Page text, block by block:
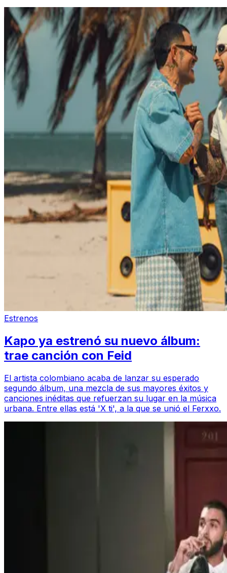
Estrenos
Kapo ya estrenó su nuevo álbum:
trae canción con Feid
El artista colombiano acaba de lanzar su esperado
segundo álbum, una mezcla de sus mayores éxitos y
canciones inéditas que refuerzan su lugar en la música
urbana. Entre ellas está 'X ti', a la que se unió el Ferxxo.